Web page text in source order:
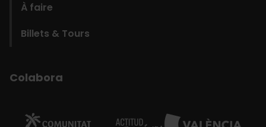
À faire
Billets & Tours
Colabora